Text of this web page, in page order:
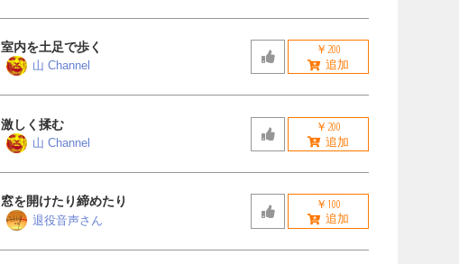
室内を土足で歩く
山 Channel
￥200
激しく揉む
山 Channel
￥200
窓を開けたり締めたり
退役音声さん
￥100